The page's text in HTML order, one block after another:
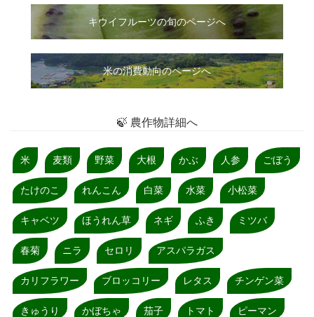
キウイフルーツの旬のページへ
米の消費動向のページへ
🍃 農作物詳細へ
米 麦類 野菜 大根 かぶ 人参 ごぼう
たけのこ れんこん 白菜 水菜 小松菜
キャベツ ほうれん草 ネギ ふき ミツバ
春菊 ニラ セロリ アスパラガス
カリフラワー ブロッコリー レタス チンゲン菜
きゅうり かぼちゃ 茄子 トマト ピーマン